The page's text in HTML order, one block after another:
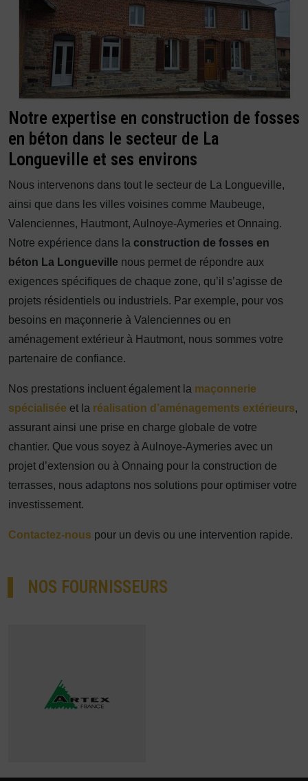
Notre expertise en construction de fosses
en béton dans le secteur de La
Longueville et ses environs
Nous intervenons dans tout le secteur de La Longueville,
ainsi que dans les villes voisines comme Maubeuge,
Valenciennes, Hautmont, Aulnoye-Aymeries et Onnaing.
Notre expérience dans la construction de fosses en
béton La Longueville nous permet de répondre aux
exigences spécifiques de chaque zone, qu’il s’agisse de
projets résidentiels ou industriels. Par exemple, pour vos
besoins en maçonnerie à Valenciennes ou en
aménagement extérieur à Hautmont, nous sommes votre
partenaire de confiance.
Nos prestations incluent également la maçonnerie
spécialisée et la réalisation d’aménagements extérieurs,
assurant ainsi une prise en charge globale de votre
chantier. Que vous soyez à Aulnoye-Aymeries avec un
projet d’extension ou à Onnaing pour la construction de
terrasses, nous adaptons nos solutions pour optimiser votre
investissement.
Contactez-nous pour un devis ou une intervention rapide.
NOS FOURNISSEURS